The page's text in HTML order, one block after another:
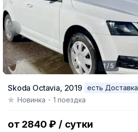
of
1 / 5
Skoda Octavia, 2019
есть Доставка
Новинка
1 поездка
от 2840 ₽ / сутки